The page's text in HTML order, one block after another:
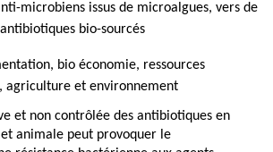
microbiens issus de microalgues, vers de
bio-sourcés
bio économie, ressources
agriculture et environnement
et non contrôlée des antibiotiques en
animale peut provoquer le